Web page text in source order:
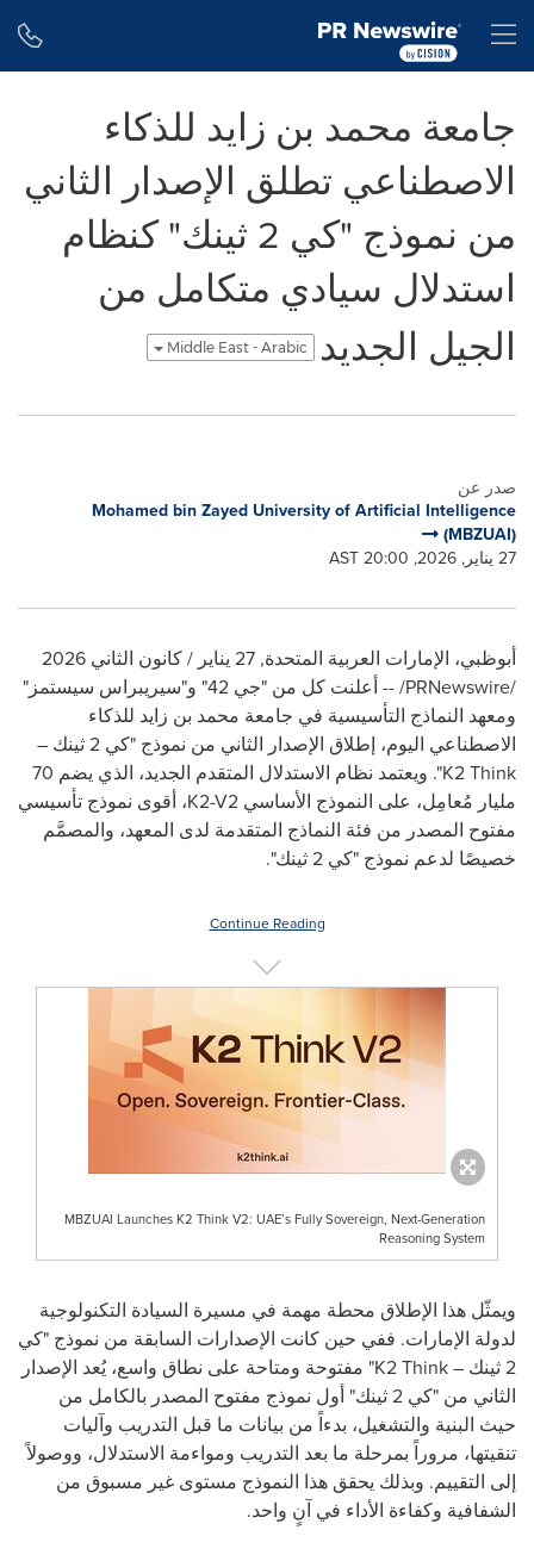
جامعة محمد بن زايد للذكاء
الاصطناعي تطلق الإصدار الثاني
من نموذج "كي 2 ثينك" كنظام
استدلال سيادي متكامل من
الجيل الجديد
Middle East - Arabic
صدر عن
Mohamed bin Zayed University of Artificial Intelligence
(MBZUAI)
27 يناير, 2026, 20:00 AST
أبوظبي، الإمارات العربية المتحدة, 27 يناير / كانون الثاني 2026
/PRNewswire/ --
أعلنت كل من "جي 42" و"سيريبراس سيستمز"
ومعهد النماذج التأسيسية في جامعة محمد بن زايد للذكاء
الاصطناعي اليوم، إطلاق الإصدار الثاني من نموذج "كي 2 ثينك –
K2 Think
".
ويعتمد نظام الاستدلال المتقدم الجديد، الذي يضم 70
مليار مُعامِل، على النموذج الأساسي K2-V2، أقوى نموذج تأسيسي
مفتوح المصدر من فئة النماذج المتقدمة لدى المعهد، والمصمَّم
خصيصًا لدعم نموذج "كي 2 ثينك".
Continue Reading
MBZUAI Launches K2 Think V2: UAE’s Fully Sovereign, Next-Generation
Reasoning System
ويمثّل هذا الإطلاق محطة مهمة في مسيرة السيادة التكنولوجية
لدولة الإمارات. ففي حين كانت الإصدارات السابقة من نموذج "كي
2 ثينك –
K2 Think
" مفتوحة ومتاحة على نطاق واسع، يُعد الإصدار
الثاني من "كي 2 ثينك
" أول نموذج مفتوح المصدر بالكامل من
حيث البنية والتشغيل، بدءاً من بيانات ما قبل التدريب وآليات
تنقيتها، مروراً بمرحلة ما بعد التدريب ومواءمة الاستدلال، ووصولاً
إلى التقييم. وبذلك يحقق هذا النموذج مستوى غير مسبوق من
الشفافية وكفاءة الأداء في آنٍ واحد.